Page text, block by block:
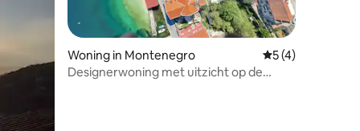
Woning in Montenegro Gemiddelde
5 (4)
Designerwoning met uitzicht op de